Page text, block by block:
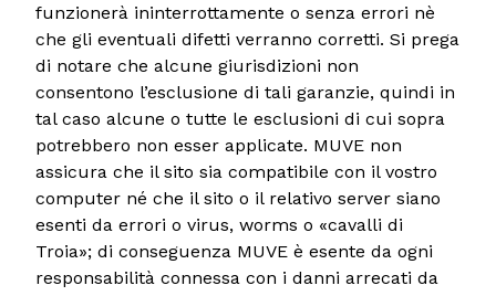
funzionerà ininterrottamente o senza errori nè
che gli eventuali difetti verranno corretti. Si prega
di notare che alcune giurisdizioni non
consentono l’esclusione di tali garanzie, quindi in
tal caso alcune o tutte le esclusioni di cui sopra
potrebbero non esser applicate. MUVE non
assicura che il sito sia compatibile con il vostro
computer né che il sito o il relativo server siano
esenti da errori o virus, worms o «cavalli di
Troia»; di conseguenza MUVE è esente da ogni
responsabilità connessa con i danni arrecati da